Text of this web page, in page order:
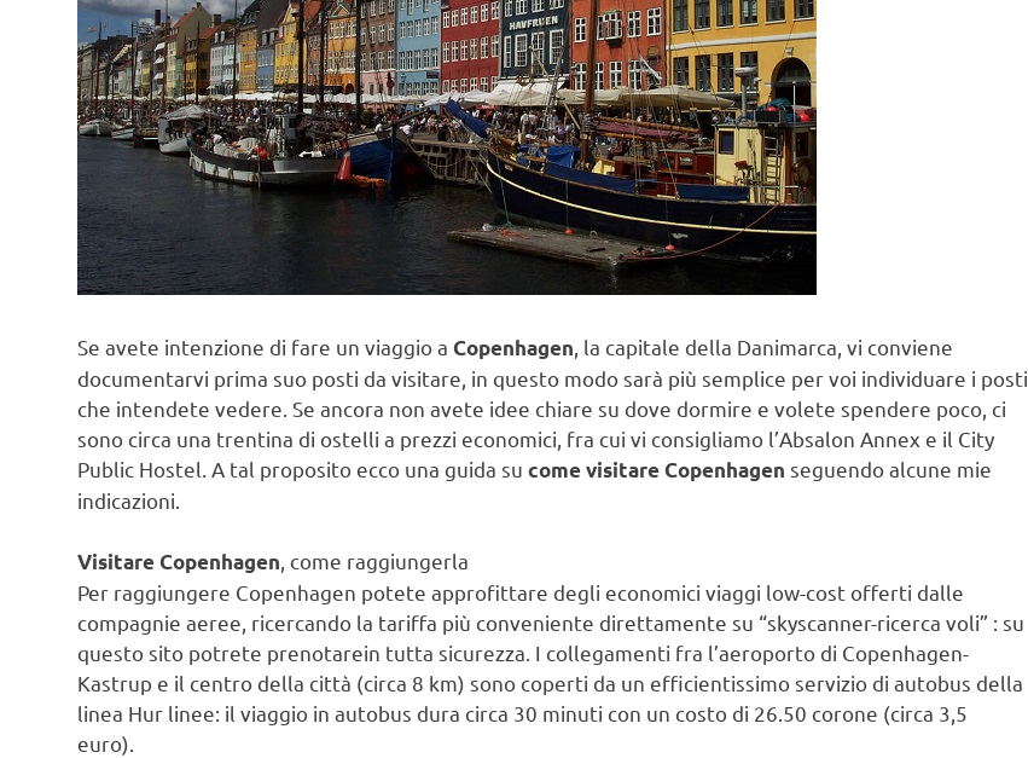
Se avete intenzione di fare un viaggio a Copenhagen, la capitale della Danimarca, vi conviene
documentarvi prima suo posti da visitare, in questo modo sarà più semplice per voi individuare i posti
che intendete vedere. Se ancora non avete idee chiare su dove dormire e volete spendere poco, ci
sono circa una trentina di ostelli a prezzi economici, fra cui vi consigliamo l’Absalon Annex e il City
Public Hostel. A tal proposito ecco una guida su come visitare Copenhagen seguendo alcune mie
indicazioni.
Visitare Copenhagen, come raggiungerla
Per raggiungere Copenhagen potete approfittare degli economici viaggi low-cost offerti dalle
compagnie aeree, ricercando la tariffa più conveniente direttamente su “skyscanner-ricerca voli” : su
questo sito potrete prenotarein tutta sicurezza. I collegamenti fra l’aeroporto di Copenhagen-
Kastrup e il centro della città (circa 8 km) sono coperti da un efficientissimo servizio di autobus della
linea Hur linee: il viaggio in autobus dura circa 30 minuti con un costo di 26.50 corone (circa 3,5
euro).